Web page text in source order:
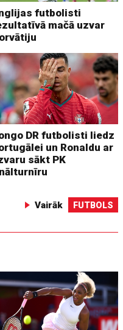
futbolisti
mačā uzvar
DR futbolisti liedz
un Ronaldu ar
sākt PK
Vairāk FUTBOLS